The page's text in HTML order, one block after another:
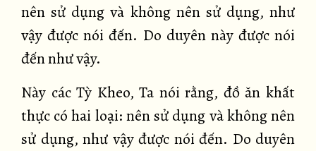
nên sử dụng và không nên sử dụng, như
vậy được nói đến. Do duyên này được nói
đến như vậy.
Này các Tỳ Kheo, Ta nói rằng, đồ ăn khất
thực có hai loại: nên sử dụng và không nên
sử dụng, như vậy được nói đến. Do duyên